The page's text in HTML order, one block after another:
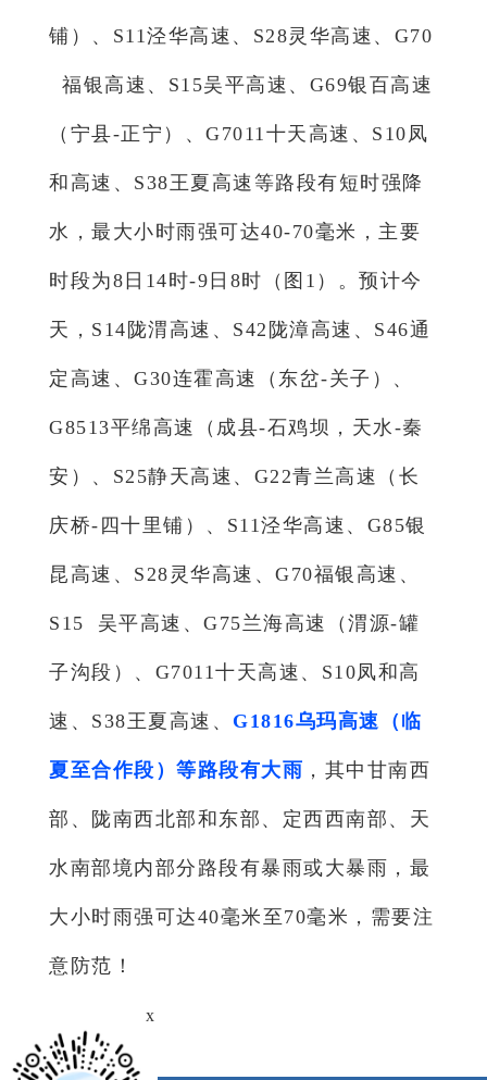
铺）、S11泾华高速、S28灵华高速、 G70
福银高速、S15吴平高速、G69银百高速
（宁县-正宁）、G7011十天高速、S10凤
和高速、S38王夏高速等路段有短时强降
水，最大小时雨强可达40-70毫米，主要
时段为8日14时-9日8时（图1）。预计今
天，S14陇渭高速、S42陇漳高速、S46通
定高速、G30连霍高速（东岔-关子）、
G8513平绵高速（成县-石鸡坝，天水-秦
安）、S25静天高速、G22青兰高速（长
庆桥-四十里铺）、S11泾华高速、G85银
昆高速、S28灵华高速、G70福银高速、
S15 吴平高速、G75兰海高速（渭源-罐
子沟段）、G7011十天高速、S10凤和高
速、S38王夏高速、 G1816乌玛高速（临
夏至合作段）等路段有大雨 ，其中甘南西
部、陇南西北部和东部、定西西南部、天
水南部境内部分路段有暴雨或大暴雨，最
大小时雨强可达40毫米至70毫米，需要注
意防范！
x